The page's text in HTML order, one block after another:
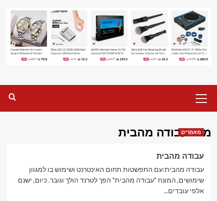
Menu
מהו עבודה מהבית
מאמרים
עבודה מהבית
עבודה מהבית:עם התפשטות תחום האינטרנט ושימוש בו למגוון
שימושים, המונח "עבודה מהבית" הפך לטרנד הולך וגובר. כיום, ישנם
אלפי עובדים...